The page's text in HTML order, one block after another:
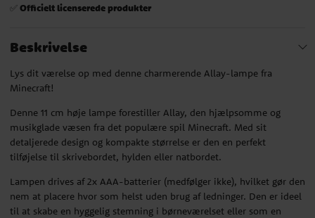
✅ Officielt licenserede produkter
Beskrivelse
Lys dit værelse op med denne charmerende Allay-lampe fra
Minecraft!
Denne 11 cm høje lampe forestiller Allay, den hjælpsomme og
musikglade væsen fra det populære spil Minecraft. Med sit
detaljerede design og kompakte størrelse er den en perfekt
tilføjelse til skrivebordet, hylden eller natbordet.
Lampen drives af 2x AAA-batterier (medfølger ikke), hvilket gør den
nem at placere hvor som helst uden brug af ledninger. Den er ideel
til at skabe en hyggelig stemning i børneværelset eller som en